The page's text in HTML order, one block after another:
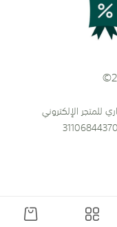
للمتجر الإلكتروني